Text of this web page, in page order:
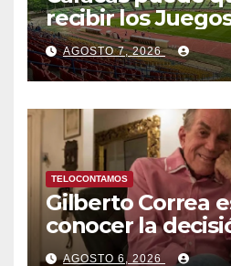
recibir los
Caribe tras mas
AGOSTO 7, 2026
TELOCONTAMOS
Gilberto Correa
conocer la
tribunal en su
AGOSTO 6, 2026